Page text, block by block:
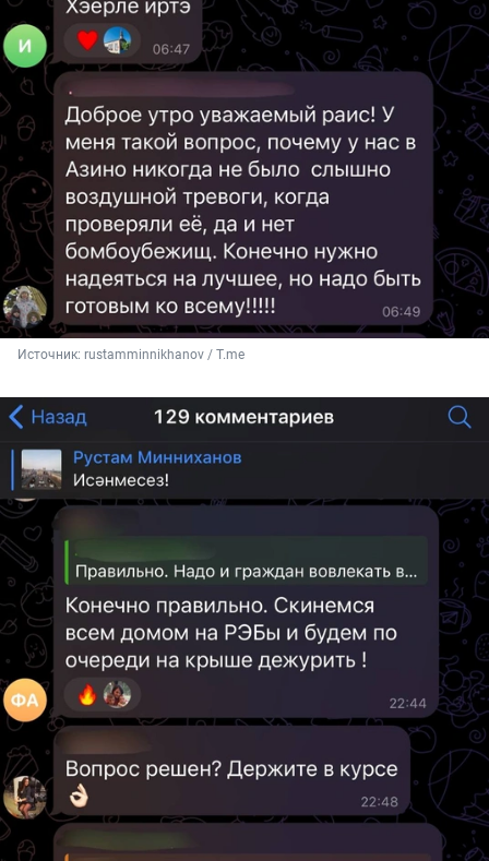
Источник: rustamminnikhanov / Т.me